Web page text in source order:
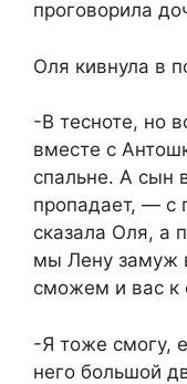
проговорила
Оля кивнула в
-В тесноте, но
вместе с
спальне. А сын
пропадает, — с
сказала Оля, а
мы Лену замуж
сможем и вас к
-Я тоже смогу,
него большой